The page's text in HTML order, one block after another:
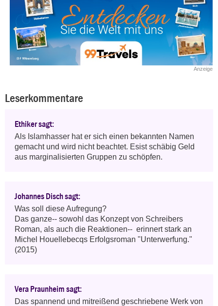
Anzeige
Leserkommentare
Ethiker sagt:
Als Islamhasser hat er sich einen bekannten Namen
gemacht und wird nicht beachtet. Esist schäbig Geld
aus marginalisierten Gruppen zu schöpfen.
Johannes Disch sagt:
Was soll diese Aufregung?
Das ganze-- sowohl das Konzept von Schreibers
Roman, als auch die Reaktionen--  erinnert stark an
Michel Houellebecqs Erfolgsroman "Unterwerfung."
(2015)
Vera Praunheim sagt:
Das spannend und mitreißend geschriebene Werk von